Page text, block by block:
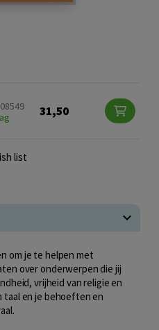
31,50
list
om je te helpen met
over onderwerpen die jij
vrijheid van religie en
taal en je behoeften en